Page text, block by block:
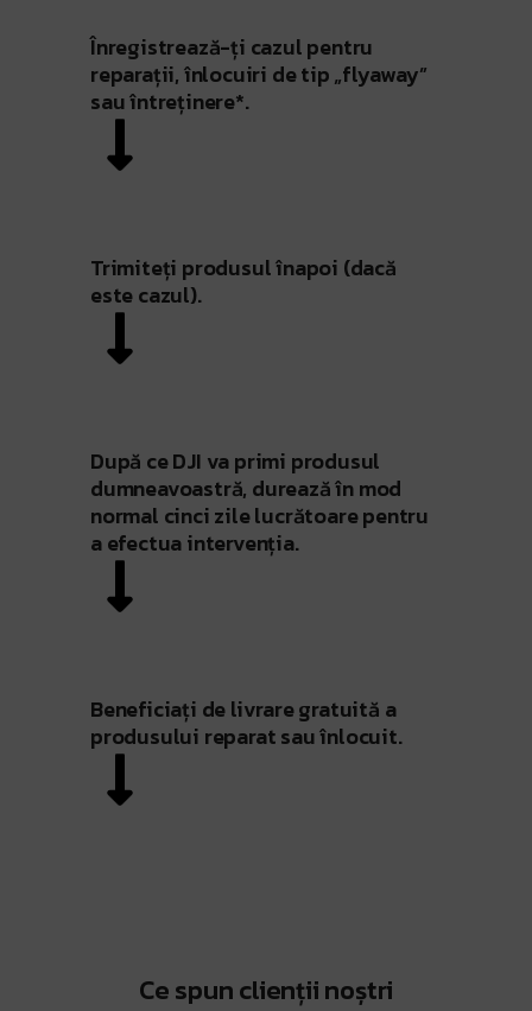
Înregistrează-ți cazul pentru
reparații, înlocuiri de tip „flyaway”
sau întreținere*.
Trimiteți produsul înapoi (dacă
este cazul).
După ce DJI va primi produsul
dumneavoastră, durează în mod
normal cinci zile lucrătoare pentru
a efectua intervenția.
Beneficiați de livrare gratuită a
produsului reparat sau înlocuit.
Ce spun clienții noștri